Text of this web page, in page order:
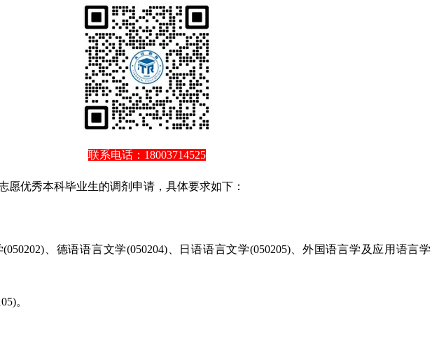
联系电话：18003714525
愿优秀本科毕业生的调剂申请，具体要求如下：
、德语语言文学(050204)、日语语言文学(050205)、外国语言学及应用语言学
。